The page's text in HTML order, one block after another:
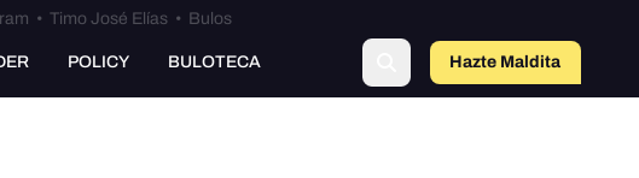
• Timo José Elías• Bulos
POLICY BULOTECA Hazte Maldito